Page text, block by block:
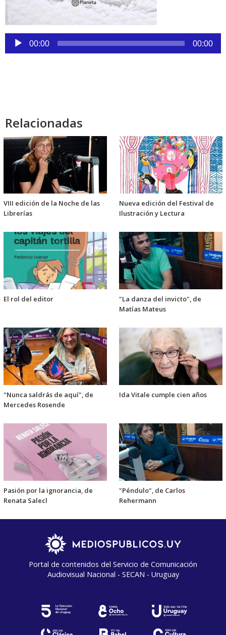
Reproductor
de
00:00 00:00
Relacionadas
VIII edición de la Noche de las
Librerías
Nueva edición del Festival de
Ilustración y Lectura
El rol del editor
"La danza del invicto", de
Matías Mateus
"Nunca saldrás de aquí", de
Mercedes Rosende
Ida Vitale cumple cien años
Pasión por la ignorancia, de
Renata Salecl
"Péndulo", de Carlos
Rehermann
Portal de contenidos del Servicio de Comunicación
Audiovisual Nacional - SECAN - Uruguay